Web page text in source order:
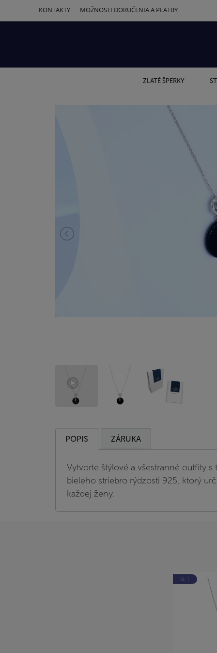
KONTAKTY MOŽNOSTI DORUČENIA A PLATBY
ZLATÉ ŠPERKY
POPIS ZÁRUKA
Vytvorte štýlové a všestranné outfity
bieleho striebro rýdzosti 925, ktorý
každej ženy.
SET